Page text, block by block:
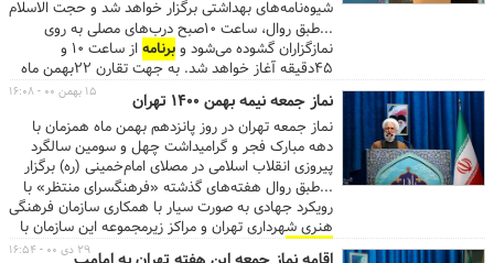
کل کشور، دادستانی کل کشور، دیوان عدالت اداری کشور،
سازمان ثبت اسناد و املاک کشور، سازمان تعزیرات
حکومتی کشور، دادگستری استان تهران، دادسرای عمومی
و انقلاب تهران، شورای حل اختلاف استان تهران، مرکز
وکلا ٬ کارشناسان و مشاوران خانواده قوه قضائیه از دیگر
برنامه‌هایجنبی در نمایشگاه است. این مسئول افزود:
همچنین مرکز آمار و فناوری قوه قضائیه ثبت نام رایگان
سامانه ثنا را برای بازدیدکنندگان انجام خواهند داد و
جلسات تخصصی، کارگاه‌ها و جلسات رو در رو که ذات
هر نمایشگاه است انجام می‌شود. ...
شیوه‌نامه‌های بهداشتی برگزار خواهد شد و حجت الاسلام
سید ابراهیم رئیسی، رئیس جمهور محترم پیش از
خطبه‌ها سخنرانی خواهد کرد.
...طبق روال، ساعت ۱۰صبح درب‌های مصلی به روی
نمازگزاران گشوده می‌شود وبرنامه
از ساعت ۱۰ و
۴۵دقیقه آغاز خواهد شد. به جهت تقارن ۲۲بهمن ماه
امسال با روز جمعه و بر اساس مصوبه ستاد ملی مقابله
با کرونا و در امتداد راهپیمایی خودروریی که در شهر
تهران تدارک دیده شده، نمازجمعه این هفته تهران در
مصلای امام‌خمینی(ره) برگزار خواهد شد. ...
نماز جمعه نیمه بهمن ۱۴۰۰ تهران
نماز جمعه تهران در روز پانزدهم بهمن ماه همزمان با
دهه مبارک فجر و گرامیداشت چهل و سومین سالگرد
پیروزی انقلاب اسلامی در مصلای امام‌خمینی (ره) برگزار
شد.
...طبق روال هفته‌های گذشته «فرهنگسرای منتظر» با
رویکرد جهادی به صورت سیار با همکاری سازمان فرهنگی
هنری شهرداری تهران و مراکز زیرمجموعه این سازمان با
برنامه‌ها و فعالیت‌های فرهنگی و هنری میزبان
۱۵ بهمن ۰۰ - ۱۶:۰۸
۲۹ دی ۰۰ - ۱۶:۵۴